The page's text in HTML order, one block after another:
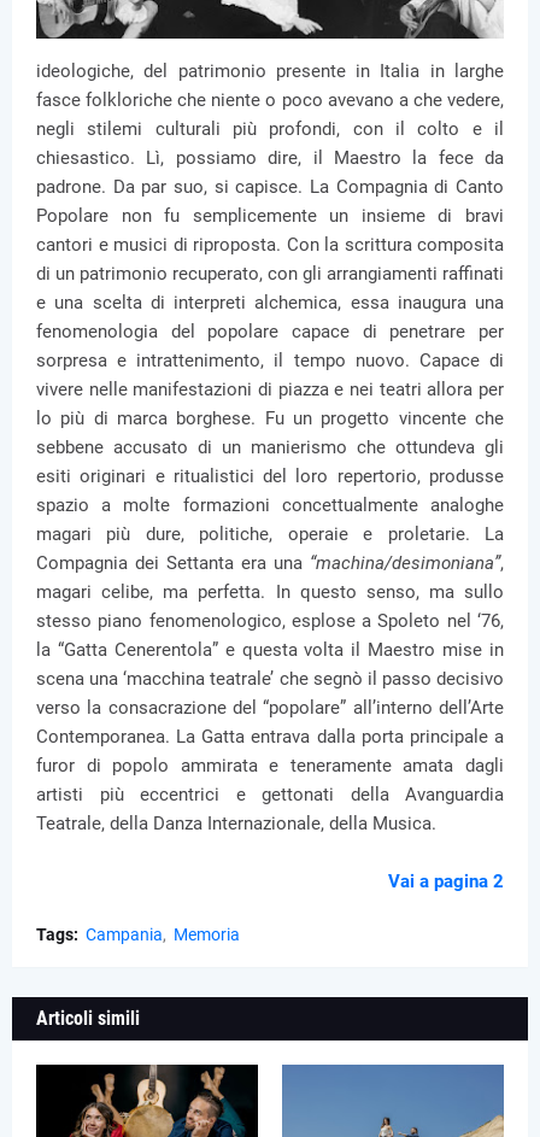
ideologiche, del patrimonio presente in Italia in larghe
fasce folkloriche che niente o poco avevano a che vedere,
negli stilemi culturali più profondi, con il colto e il
chiesastico. Lì, possiamo dire, il Maestro la fece da
padrone. Da par suo, si capisce. La Compagnia di Canto
Popolare non fu semplicemente un insieme di bravi
cantori e musici di riproposta. Con la scrittura composita
di un patrimonio recuperato, con gli arrangiamenti raffinati
e una scelta di interpreti alchemica, essa inaugura una
fenomenologia del popolare capace di penetrare per
sorpresa e intrattenimento, il tempo nuovo. Capace di
vivere nelle manifestazioni di piazza e nei teatri allora per
lo più di marca borghese. Fu un progetto vincente che
sebbene accusato di un manierismo che ottundeva gli
esiti originari e ritualistici del loro repertorio, produsse
spazio a molte formazioni concettualmente analoghe
magari più dure, politiche, operaie e proletarie. La
Compagnia dei Settanta era una “machina/desimoniana”,
magari celibe, ma perfetta. In questo senso, ma sullo
stesso piano fenomenologico, esplose a Spoleto nel ‘76,
la “Gatta Cenerentola” e questa volta il Maestro mise in
scena una ‘macchina teatrale’ che segnò il passo decisivo
verso la consacrazione del “popolare” all’interno dell’Arte
Contemporanea. La Gatta entrava dalla porta principale a
furor di popolo ammirata e teneramente amata dagli
artisti più eccentrici e gettonati della Avanguardia
Teatrale, della Danza Internazionale, della Musica.
Vai a pagina 2
Tags: Campania Memoria
Articoli simili